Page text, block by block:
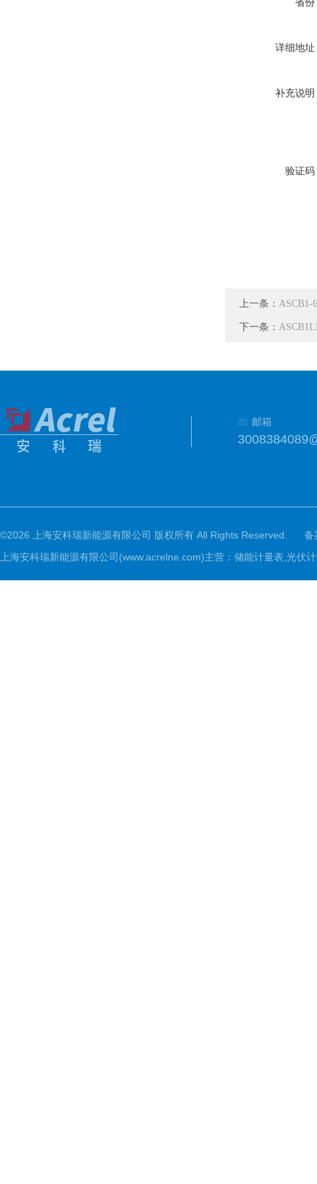
详细地址
补充说明
验证码
上一条： ASCB1-
下一条：
邮箱
©2026 上海安科瑞新能源有限公司 版权所有 All Rights Reserved.
备
上海安科瑞新能源有限公司(www.acrelne.com)主营：储能计量表,光伏